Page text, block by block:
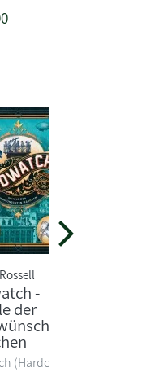
-
der
(Hardcover)